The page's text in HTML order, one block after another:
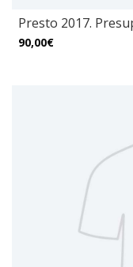
Presto 2017.
90,00€